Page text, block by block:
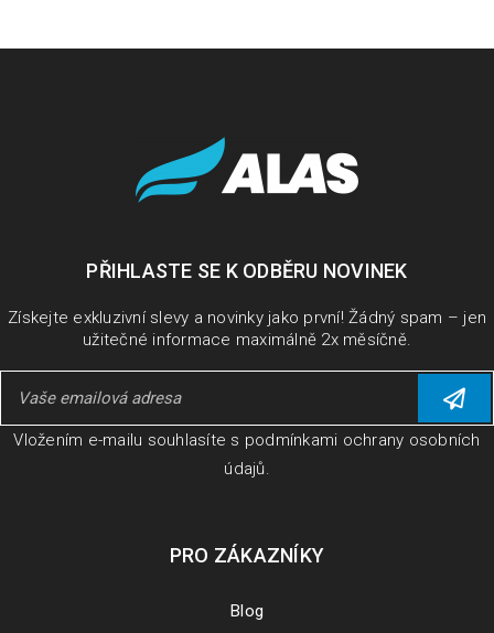
PŘIHLASTE SE K ODBĚRU NOVINEK
Získejte exkluzivní slevy a novinky jako první! Žádný spam – jen
užitečné informace maximálně 2x měsíčně.
Vložením e-mailu souhlasíte s podmínkami ochrany osobních
údajů.
PRO ZÁKAZNÍKY
Blog